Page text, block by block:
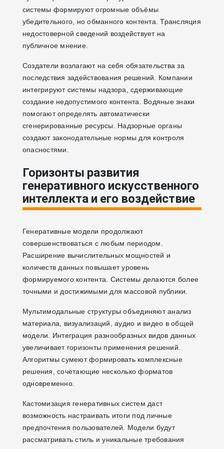
системы формируют огромные объёмы
убедительного, но обманного контента. Трансляция
недостоверной сведений воздействует на
публичное мнение.
Создатели возлагают на себя обязательства за
последствия задействования решений. Компании
интегрируют системы надзора, сдерживающие
создание недопустимого контента. Водяные знаки
помогают определять автоматически
сгенерированные ресурсы. Надзорные органы
создают законодательные нормы для контроля
опасностями.
Горизонты развития
генеративного искусственного
интеллекта и его воздействие
Генеративные модели продолжают
совершенствоваться с любым периодом.
Расширение вычислительных мощностей и
количеств данных повышает уровень
формируемого контента. Системы делаются более
точными и достижимыми для массовой публики.
Мультимодальные структуры объединяют анализ
материала, визуализаций, аудио и видео в общей
модели. Интеграция разнообразных видов данных
увеличивает горизонты применения решений.
Алгоритмы сумеют формировать комплексные
решения, сочетающие несколько форматов
одновременно.
Кастомизация генеративных систем даст
возможность настраивать итоги под личные
предпочтения пользователей. Модели будут
рассматривать стиль и уникальные требования